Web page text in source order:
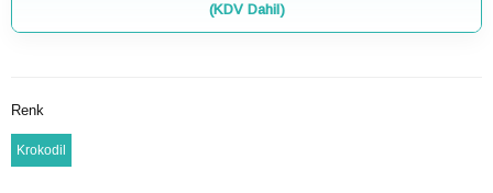
(KDV Dahil)
Renk
Krokodil